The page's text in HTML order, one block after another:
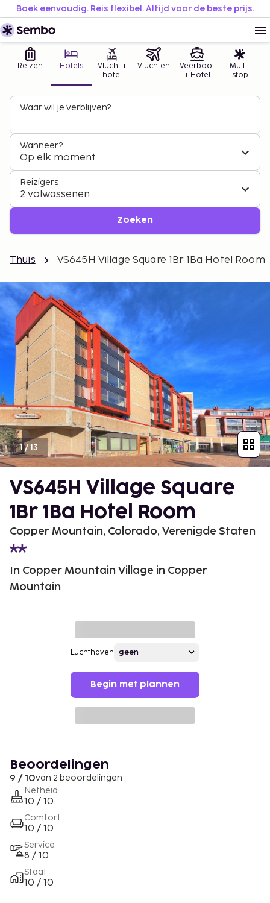
Boek eenvoudig. Reis flexibel. Altijd voor de beste prijs.
Reizen Hotels
Vlucht +
hotel
Vluchten
Veerboot
+ Hotel
Multi-
stop
Waar wil je verblijven?
Wanneer?
Op elk moment
Reizigers
2 volwassenen
Zoeken
Thuis VS645H Village Square 1Br 1Ba Hotel Room
1/13
VS645H Village Square
1Br 1Ba Hotel Room
Copper Mountain, Colorado, Verenigde Staten
In Copper Mountain Village in Copper
Mountain
Luchthaven
Begin met plannen
Beoordelingen
9 / 10van 2 beoordelingen
Netheid
10 / 10
Comfort
10 / 10
Service
8 / 10
Staat
10 / 10